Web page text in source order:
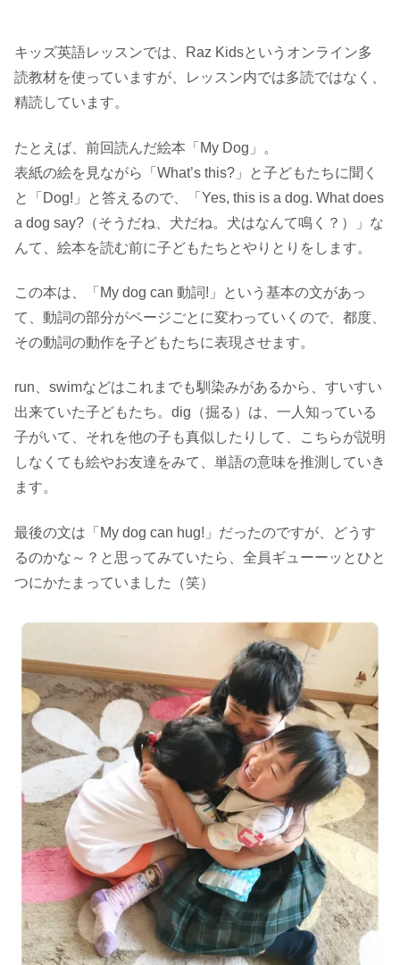
キッズ英語レッスンでは、Raz Kidsというオンライン多
読教材を使っていますが、レッスン内では多読ではなく、
精読しています。
たとえば、前回読んだ絵本「My Dog」。
表紙の絵を見ながら「What’s this?」と子どもたちに聞く
と「Dog!」と答えるので、「Yes, this is a dog. What does
a dog say?（そうだね、犬だね。犬はなんて鳴く？）」な
んて、絵本を読む前に子どもたちとやりとりをします。
この本は、「My dog can 動詞!」という基本の文があっ
て、動詞の部分がページごとに変わっていくので、都度、
その動詞の動作を子どもたちに表現させます。
run、swimなどはこれまでも馴染みがあるから、すいすい
出来ていた子どもたち。dig（掘る）は、一人知っている
子がいて、それを他の子も真似したりして、こちらが説明
しなくても絵やお友達をみて、単語の意味を推測していき
ます。
最後の文は「My dog can hug!」だったのですが、どうす
るのかな～？と思ってみていたら、全員ギューーッとひと
つにかたまっていました（笑）